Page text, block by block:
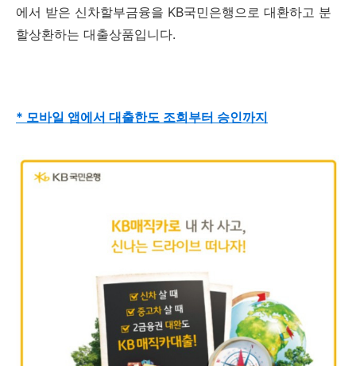
에서 받은 신차할부금융을 KB국민은행으로 대환하고 분
할상환하는 대출상품입니다.
* 모바일 앱에서 대출한도 조회부터 승인까지